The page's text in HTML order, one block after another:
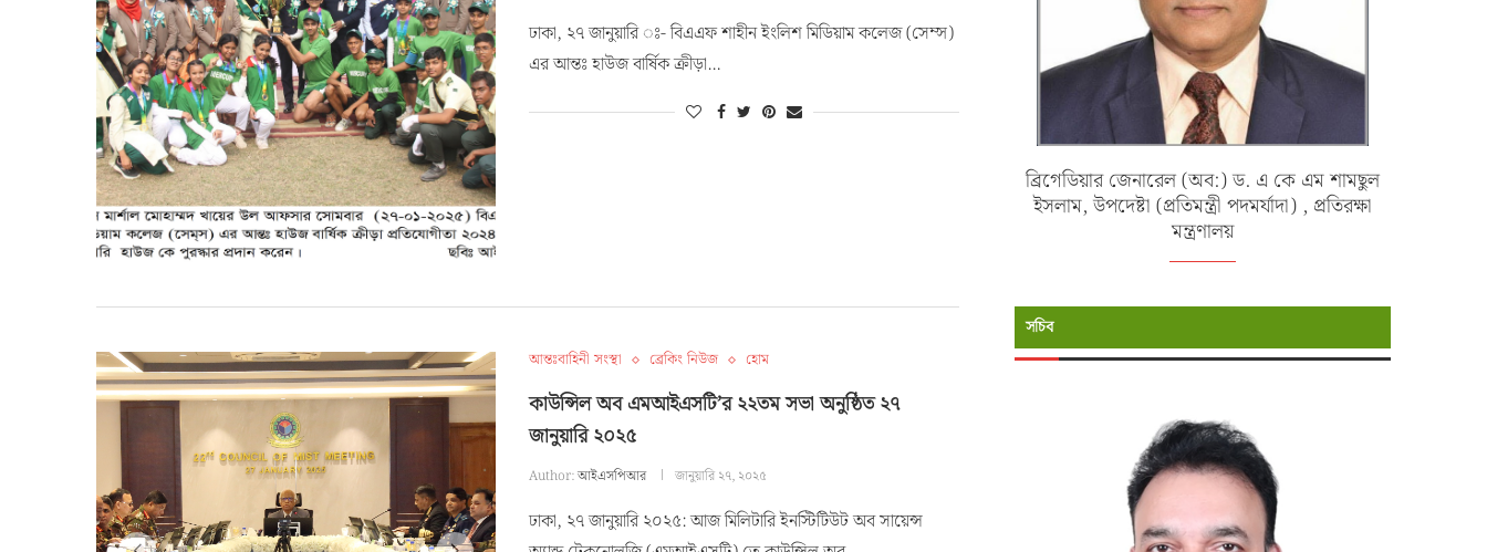
ঢাকা, ২৭ জানুয়ারি ঃ- বিএএফ শাহীন ইংলিশ মিডিয়াম কলেজ (সেম্স)
এর আন্তঃ হাউজ বার্ষিক ক্রীড়া…
আন্তঃবাহিনী সংস্থা ব্রেকিং নিউজ হোম
কাউন্সিল অব এমআইএসটি’র ২২তম সভা অনুষ্ঠিত ২৭
জানুয়ারি ২০২৫
Author:আইএসপিআর জানুয়ারি ২৭, ২০২৫
ঢাকা, ২৭ জানুয়ারি ২০২৫: আজ মিলিটারি ইনস্টিটিউট অব সায়েন্স
ব্রিগেডিয়ার জেনারেল (অব:) ড. এ কে এম শামছুল
ইসলাম, উপদেষ্টা (প্রতিমন্ত্রী পদমর্যাদা) , প্রতিরক্ষা
মন্ত্রণালয়
সচিব